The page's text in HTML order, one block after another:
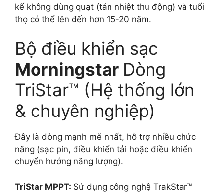
kế không dùng quạt (tản nhiệt thụ động) và tuổi
thọ có thể lên đến hơn 15-20 năm.
Bộ điều khiển sạc
Morningstar Dòng
TriStar™ (Hệ thống lớn
& chuyên nghiệp)
Đây là dòng mạnh mẽ nhất, hỗ trợ nhiều chức
năng (sạc pin, điều khiển tải hoặc điều khiển
chuyển hướng năng lượng).
TriStar MPPT: Sử dụng công nghệ TrakStar™